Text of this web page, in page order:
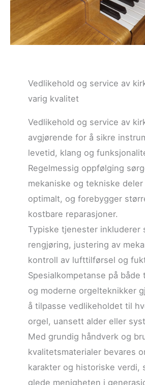
Vedlikehold og service av
varig kvalitet
Vedlikehold og service av
avgjørende for å sikre
levetid, klang og
Regelmessig oppfølging
mekaniske og tekniske
optimalt, og forebygger
kostbare reparasjoner.
Typiske tjenester inkluderer
rengjøring, justering av
kontroll av lufttilførsel og
Spesialkompetanse på både
og moderne orgelteknikker
å tilpasse vedlikeholdet til
orgel, uansett alder eller
Med grundig håndverk og
kvalitetsmaterialer bevares
karakter og historiske verdi,
glede menigheten i